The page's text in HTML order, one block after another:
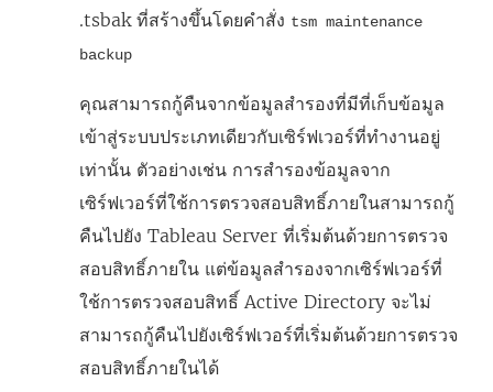
.tsbak ที่สร้างขึ้นโดยคำสั่ง tsm maintenance
backup
คุณสามารถกู้คืนจากข้อมูลสำรองที่มีที่เก็บข้อมูล
เข้าสู่ระบบประเภทเดียวกับเซิร์ฟเวอร์ที่ทำงานอยู่
เท่านั้น ตัวอย่างเช่น การสำรองข้อมูลจาก
เซิร์ฟเวอร์ที่ใช้การตรวจสอบสิทธิ์ภายในสามารถกู้
คืนไปยัง Tableau Server ที่เริ่มต้นด้วยการตรวจ
สอบสิทธิ์ภายใน แต่ข้อมูลสำรองจากเซิร์ฟเวอร์ที่
ใช้การตรวจสอบสิทธิ์ Active Directory จะไม่
สามารถกู้คืนไปยังเซิร์ฟเวอร์ที่เริ่มต้นด้วยการตรวจ
สอบสิทธิ์ภายในได้